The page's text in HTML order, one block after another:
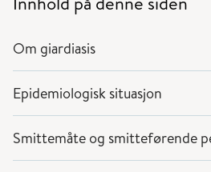
Om giardiasis
Epidemiologisk situasjon
Smittemåte og smitteførende